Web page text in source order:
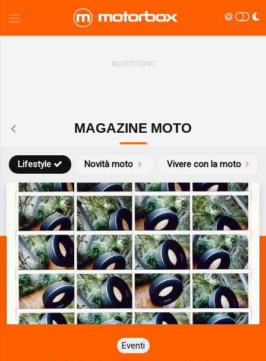
MAGAZINE MOTO
Novità moto Vivere con la moto
Lifestyle
Eventi